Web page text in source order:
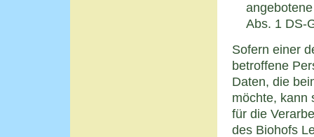
Abs. 1 DS-
Sofern einer
betroffene
Daten, die
möchte, kann
für die
des Biohofs